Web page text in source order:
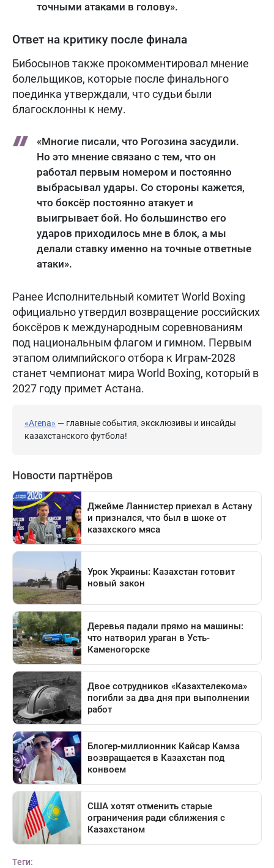
точными атаками в голову».
Ответ на критику после финала
Бибосынов также прокомментировал мнение
болельщиков, которые после финального
поединка утверждали, что судьи были
благосклонны к нему.
«Многие писали, что Рогозина засудили.
Но это мнение связано с тем, что он
работал первым номером и постоянно
выбрасывал удары. Со стороны кажется,
что боксёр постоянно атакует и
выигрывает бой. Но большинство его
ударов приходилось мне в блок, а мы
делали ставку именно на точные ответные
атаки».
Ранее Исполнительный комитет World Boxing
официально утвердил возвращение российских
боксёров к международным соревнованиям
под национальным флагом и гимном. Первым
этапом олимпийского отбора к Играм-2028
станет чемпионат мира World Boxing, который в
2027 году примет Астана.
«Arena» — главные события, эксклюзивы и инсайды
казахстанского футбола!
Теги: